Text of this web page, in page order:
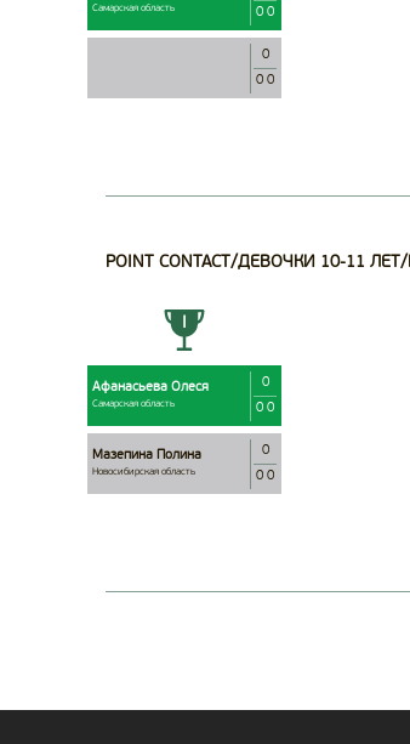
Самарская область
0 0
0
0 0
POINT CONTACT/ДЕВОЧКИ 10-11
Афанасьева Олеся
Самарская область
0
0 0
Мазепина Полина
Новосибирская область
0
0 0